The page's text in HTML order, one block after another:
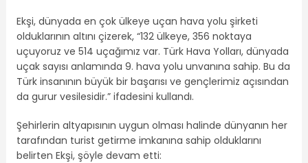
Ekşi, dünyada en çok ülkeye uçan hava yolu şirketi
olduklarının altını çizerek, “132 ülkeye, 356 noktaya
uçuyoruz ve 514 uçağımız var. Türk Hava Yolları, dünyada
uçak sayısı anlamında 9. hava yolu unvanına sahip. Bu da
Türk insanının büyük bir başarısı ve gençlerimiz açısından
da gurur vesilesidir.” ifadesini kullandı.
Şehirlerin altyapısının uygun olması halinde dünyanın her
tarafından turist getirme imkanına sahip olduklarını
belirten Ekşi, şöyle devam etti: